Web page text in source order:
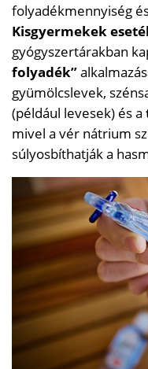
folyadékmennyiség
Kisgyermekek
gyógyszertárakban
folyadék”
gyümölcslevek,
(például levesek) és a
mivel a vér nátrium
súlyosbíthatják a